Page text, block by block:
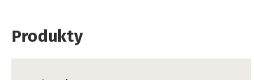
Produkty